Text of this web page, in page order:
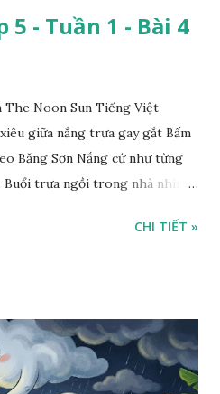
- Tuần 1 - Bài 4
Noon Sun Tiếng Việt
giữa nắng trưa gay gắt Bấm
Băng Sơn Nắng cứ như từng
trưa ngồi trong nhà nhìn
CHI TIẾT »